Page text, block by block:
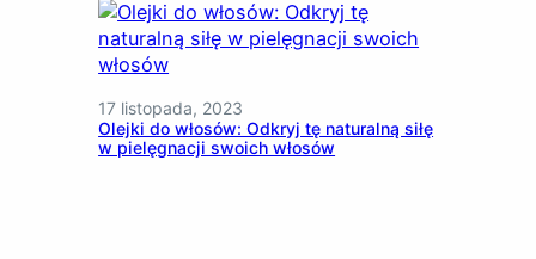
17 listopada, 2023
Olejki do włosów: Odkryj tę naturalną siłę
w pielęgnacji swoich włosów